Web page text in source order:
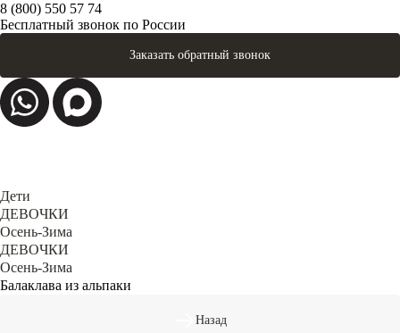
8 (800) 550 57 74
Бесплатный звонок по России
Заказать обратный звонок
Дети
ДЕВОЧКИ
Осень-Зима
ДЕВОЧКИ
Осень-Зима
Балаклава из альпаки
Назад